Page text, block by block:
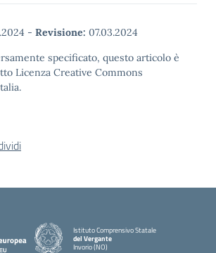
- Revisione: 07.03.2024
specificato, questo articolo è
Licenza Creative Commons
Istituto Comprensivo Statale
del Vergante
Invorio (NO)